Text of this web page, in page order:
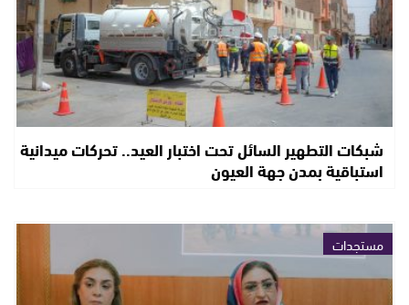
شبكات التطهير السائل تحت اختبار العيد.. تحركات ميدانية
استباقية بمدن جهة العيون
مستجدات